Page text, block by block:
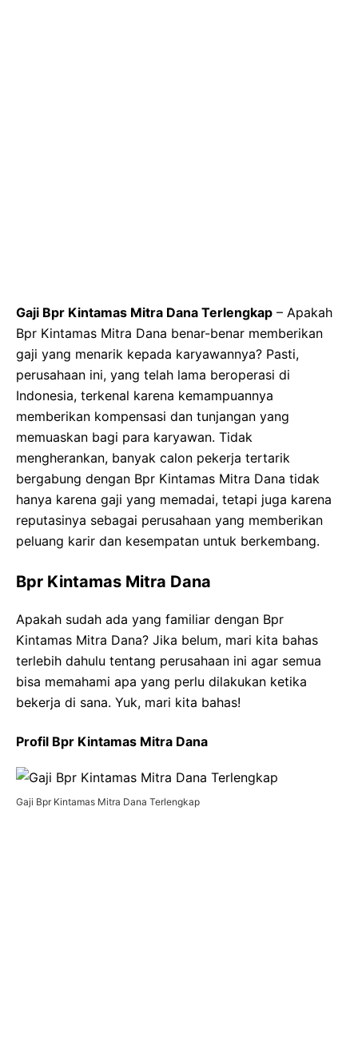
Gaji Bpr Kintamas Mitra Dana Terlengkap – Apakah
Bpr Kintamas Mitra Dana benar-benar memberikan
gaji yang menarik kepada karyawannya? Pasti,
perusahaan ini, yang telah lama beroperasi di
Indonesia, terkenal karena kemampuannya
memberikan kompensasi dan tunjangan yang
memuaskan bagi para karyawan. Tidak
mengherankan, banyak calon pekerja tertarik
bergabung dengan Bpr Kintamas Mitra Dana tidak
hanya karena gaji yang memadai, tetapi juga karena
reputasinya sebagai perusahaan yang memberikan
peluang karir dan kesempatan untuk berkembang.
Bpr Kintamas Mitra Dana
Apakah sudah ada yang familiar dengan Bpr
Kintamas Mitra Dana? Jika belum, mari kita bahas
terlebih dahulu tentang perusahaan ini agar semua
bisa memahami apa yang perlu dilakukan ketika
bekerja di sana. Yuk, mari kita bahas!
Profil Bpr Kintamas Mitra Dana
Gaji Bpr Kintamas Mitra Dana Terlengkap